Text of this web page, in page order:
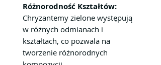
Różnorodność Kształtów:
Chryzantemy zielone występują
w różnych odmianach i
kształtach, co pozwala na
tworzenie różnorodnych